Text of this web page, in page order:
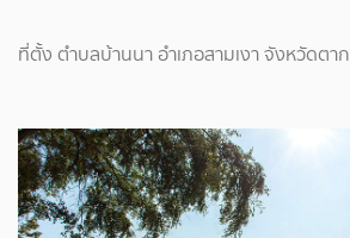
ที่ตั้ง ตำบลบ้านนา อำเภอสามเงา จังหวัดตาก